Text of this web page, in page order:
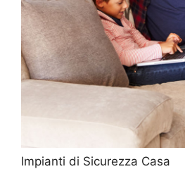
Impianti di Sicurezza Casa